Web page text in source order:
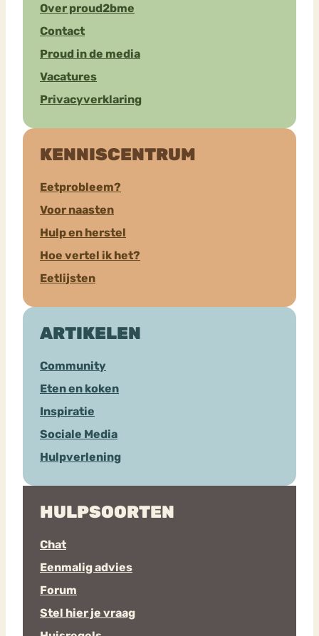
Over proud2bme
Contact
Proud in de media
Vacatures
Privacyverklaring
KENNISCENTRUM
Eetprobleem?
Voor naasten
Hulp en herstel
Hoe vertel ik het?
Eetlijsten
ARTIKELEN
Community
Eten en koken
Inspiratie
Sociale Media
Hulpverlening
HULPSOORTEN
Chat
Eenmalig advies
Forum
Stel hier je vraag